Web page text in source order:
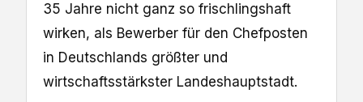
35 Jahre nicht ganz so frischlingshaft
wirken, als Bewerber für den Chefposten
in Deutschlands größter und
wirtschaftsstärkster Landeshauptstadt.